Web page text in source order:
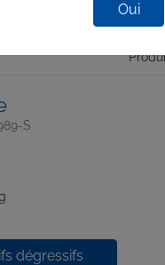
Oui
S
dégressifs